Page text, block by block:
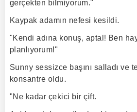
gerçekten bilmiyorum."
Kaypak adamın nefesi kesildi.
"Kendi adına konuş, aptal! Ben
planlıyorum!"
Sunny sessizce başını salladı ve
konsantre oldu.
"Ne kadar çekici bir çift.